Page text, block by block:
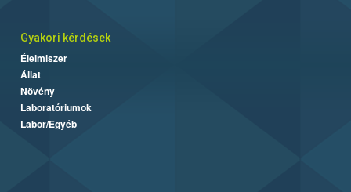
Gyakori kérdések
Élelmiszer
Állat
Növény
Laboratóriumok
Labor/Egyéb